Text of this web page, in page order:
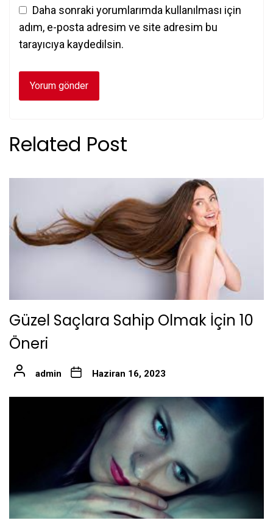
Daha sonraki yorumlarımda kullanılması için
adım, e-posta adresim ve site adresim bu
tarayıcıya kaydedilsin.
Related Post
Güzel Saçlara Sahip Olmak İçin 10
Öneri
admin Haziran 16, 2023